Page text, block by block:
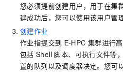
您必须提前创建用户，用于在集
建成功后，您可以使用该用户管
创建作业
作业指提交到 E-HPC 集群进行
包括 Shell 脚本、可执行文件等
置的队列以及调度器决定。您可